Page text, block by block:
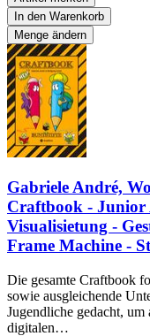
In den Warenkorb
Menge ändern
Gabriele André,
Craftbook - Junior
Visualisietung -
Frame Machine -
Die gesamte Craftbook
sowie ausgleichende
Jugendliche gedacht,
digitalen…